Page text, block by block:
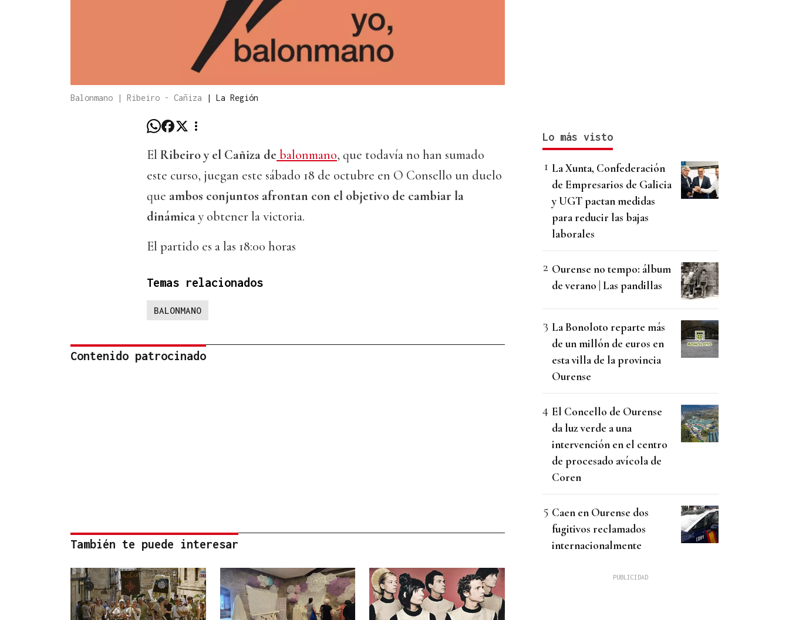
Balonmano | Ribeiro - Cañiza | La Región
El Ribeiro y el Cañiza de balonmano, que todavía no han sumado
este curso, juegan este sábado 18 de octubre en O Consello un duelo
que ambos conjuntos afrontan con el objetivo de cambiar la
dinámicay obtener la victoria.
El partido es a las 18:00 horas
Temas relacionados
BALONMANO
Contenido patrocinado
También te puede interesar
Lo más visto
La Xunta, Confederación
de Empresarios de Galicia
y UGT pactan medidas
para reducir las bajas
laborales
Ourense no tempo: álbum
de verano | Las pandillas
La Bonoloto reparte más
de un millón de euros en
esta villa de la provincia
Ourense
El Concello de Ourense
da luz verde a una
intervención en el centro
de procesado avícola de
Coren
Caen en Ourense dos
fugitivos reclamados
internacionalmente